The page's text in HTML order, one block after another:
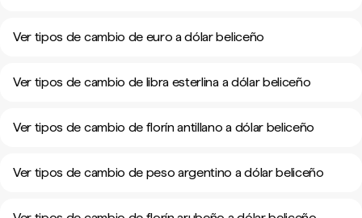
Ver tipos de cambio de euro a dólar beliceño
Ver tipos de cambio de libra esterlina a dólar beliceño
Ver tipos de cambio de florín antillano a dólar beliceño
Ver tipos de cambio de peso argentino a dólar beliceño